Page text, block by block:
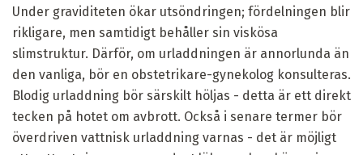
Under graviditeten ökar utsöndringen; fördelningen blir
rikligare, men samtidigt behåller sin viskösa
slimstruktur. Därför, om urladdningen är annorlunda än
den vanliga, bör en obstetrikare-gynekolog konsulteras.
Blodig urladdning bör särskilt höljas - detta är ett direkt
tecken på hotet om avbrott. Också i senare termer bör
överdriven vattnisk urladdning varnas - det är möjligt